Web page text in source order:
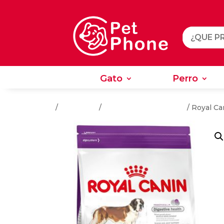
Gato Perro
/ / / Royal